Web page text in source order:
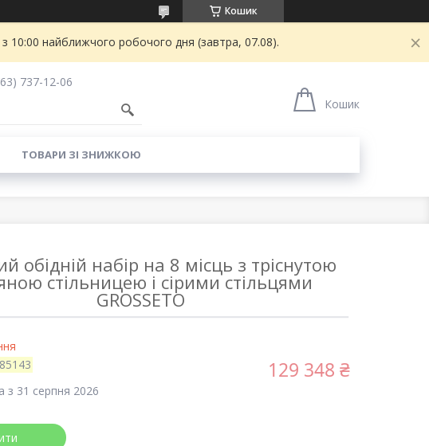
Кошик
10:00 найближчого робочого дня (завтра, 07.08).
737-12-06
Кошик
ТОВАРИ ЗІ ЗНИЖКОЮ
обідній набір на 8 місць з тріснутою
стільницею і сірими стільцями
GROSSETO
з 31 серпня 2026
129 348 ₴